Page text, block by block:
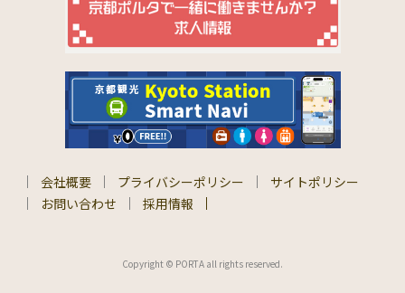
会社概要 プライバシーポリシー
サイトポリシー
お問い合わせ
採用情報
Copyright © PORTA all rights reserved.